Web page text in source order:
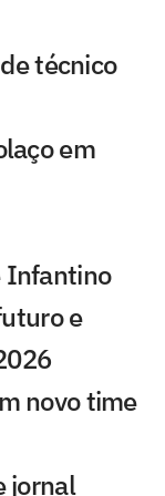
técnico
em
Infantino
e
novo time
jornal